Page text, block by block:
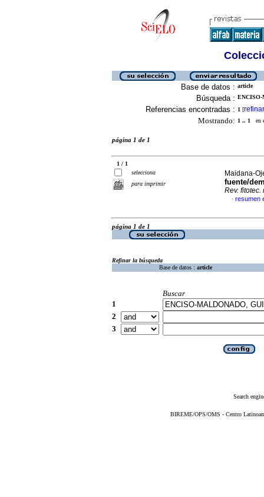
Base de datos : article
Búsqueda :
Referencias encontradas : 1 [refinar
Mostrando: 1 .. 1 en
página 1 de 1
1 / 1
selecciona
para imprimir
Maidana-
fuente/
Rev. fitotec.
· resumen
página 1 de 1
Refinar la búsqueda
Base de datos : article
Buscar
1
2
3
Search
BIREME/OPS/OMS - Centro